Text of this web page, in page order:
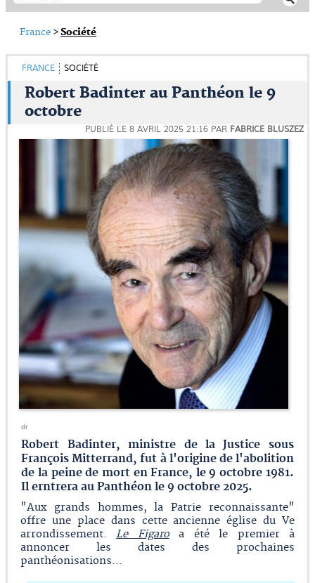
France >Société
FRANCE SOCIÉTÉ
Robert Badinter au Panthéon le 9
octobre
PUBLIÉ LE 8 AVRIL 2025 21:16 PAR FABRICE BLUSZEZ
dr
Robert Badinter, ministre de la Justice sous
François Mitterrand, fut à l'origine de l'abolition
de la peine de mort en France, le 9 octobre 1981.
Il erntrera au Panthéon le 9 octobre 2025.
"Aux grands hommes, la Patrie reconnaissante"
offre une place dans cette ancienne église du Ve
arrondissement.Le Figaroa été le premier à
annoncer les dates des prochaines
panthéonisations...